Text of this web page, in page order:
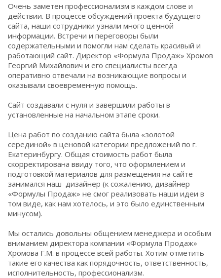
Очень заметен профессионализм в каждом слове и
действии. В процессе обсуждений проекта будущего
сайта, наши сотрудники узнали много ценной
информации. Встречи и переговоры были
содержательными и помогли нам сделать красивый и
работающий сайт. Директор «Формула Продаж» Хромов
Георгий Михайлович и его специалисты всегда
оперативно отвечали на возникающие вопросы и
оказывали своевременную помощь.
Сайт создавали с нуля и завершили работы в
установленные на начальном этапе сроки.
Цена работ по созданию сайта была «золотой
серединой» в ценовой категории предложений по г.
Екатеринбургу. Общая стоимость работ была
скорректирована ввиду того, что оформлением и
подготовкой материалов для размещения на сайте
занимался наш дизайнер (к сожалению, дизайнер
«Формулы Продаж» не смог реализовать наши идеи в
том виде, как нам хотелось, и это было единственным
минусом).
Мы остались довольны общением менеджера и особым
вниманием директора компании «Формула Продаж»
Хромова Г.М. в процессе всей работы. Хотим отметить
такие его качества как порядочность, ответственность,
исполнительность, профессионализм.